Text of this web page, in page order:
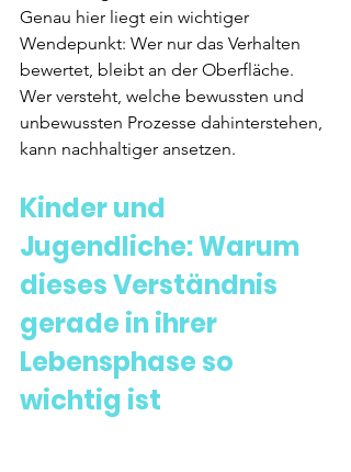
Genau hier liegt ein wichtiger
Wendepunkt: Wer nur das Verhalten
bewertet, bleibt an der Oberfläche.
Wer versteht, welche bewussten und
unbewussten Prozesse dahinterstehen,
kann nachhaltiger ansetzen.
Kinder und
Jugendliche: Warum
dieses Verständnis
gerade in ihrer
Lebensphase so
wichtig ist